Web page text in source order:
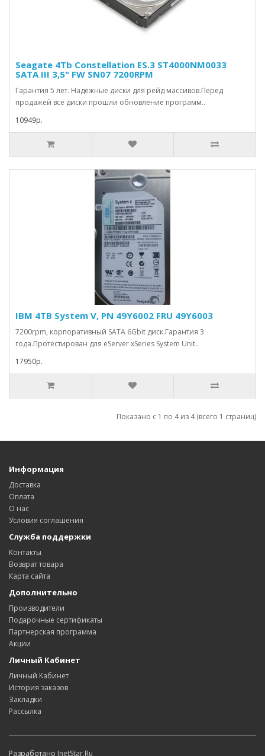
Seagate 4Tb Constellation ES.3 ST4000NM0033
SATA III 3,5" FW SN07 7200RPM
Гарантия 5 лет. Надёжные диски для рейд массивов.Перед
продажей все диски прошли обновление программ..
10949р.
IBM 4TB System V, PN 49Y6002 FRU 49Y6003
7200rpm, корпоративный SATA 6Gbit диск.Гарантия 3
года.Протестирован для eServer xSeries System Unit..
17950р.
Показано с 1 по 4 из 4 (всего 1 страниц)
Информация
Доставка
Оплата
О нас
Условия соглашения
Служба поддержки
Контакты
Возврат товара
Карта сайта
Дополнительно
Производители
Подарочные сертификаты
Партнерская программа
Акции
Личный Кабинет
Личный Кабинет
История заказов
Закладки
Рассылка
Разработано InetStar.Ru